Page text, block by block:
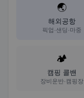
🌏
해외공항
픽업·샌딩·마중
🏕️
캠핑 콜밴
장비운반·캠핑장